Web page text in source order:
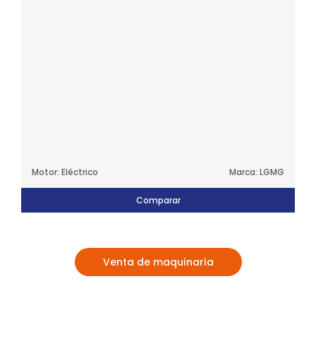
Motor: Eléctrico Marca: LGMG
Comparar
Venta de maquinaria